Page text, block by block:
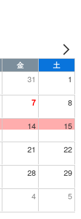
金 土
31 1
7 8
14 15
21 22
28 29
4 5